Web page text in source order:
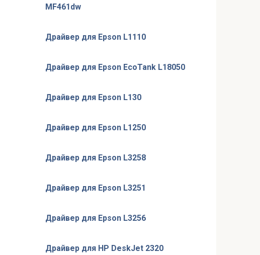
MF461dw
Драйвер для Epson L1110
Драйвер для Epson EcoTank L18050
Драйвер для Epson L130
Драйвер для Epson L1250
Драйвер для Epson L3258
Драйвер для Epson L3251
Драйвер для Epson L3256
Драйвер для HP DeskJet 2320